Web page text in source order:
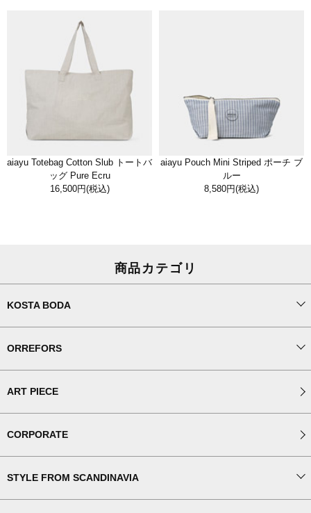
aiayu Totebag Cotton Slub トートバ
ッグ Pure Ecru
16,500円(税込)
aiayu Pouch Mini Striped ポーチ ブ
ルー
8,580円(税込)
商品カテゴリ
KOSTA BODA
ORREFORS
ART PIECE
CORPORATE
STYLE FROM SCANDINAVIA